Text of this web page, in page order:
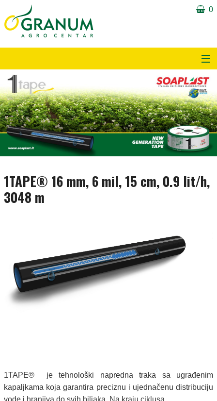
0
Proizvodi
Obavijesti i tekstovi
O nama
Partneri
Download
1TAPE® 16 mm, 6 mil, 15 cm, 0.9 lit/h,
3048 m
1TAPE® je tehnološki napredna traka sa ugrađenim
kapaljkama koja garantira preciznu i ujednačenu distribuciju
vode i hranjiva do svih biljaka. Na kraju ciklusa